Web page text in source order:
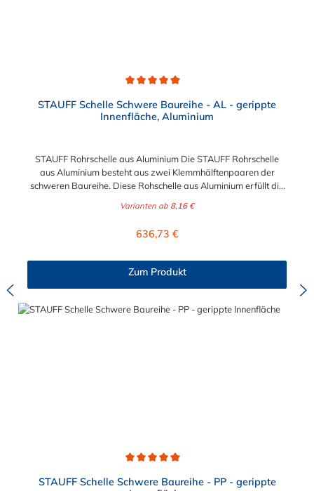
STAUFF Schelle Schwere Baureihe - AL - gerippte
Innenfläche, Aluminium
STAUFF Rohrschelle aus Aluminium Die STAUFF Rohrschelle
aus Aluminium besteht aus zwei Klemmhälftenpaaren der
schweren Baureihe. Diese Rohschelle aus Aluminium erfüllt die
Befestigung von Rohren, Schläuchen, Kabeln und anderen
Aluminium kann zwischen 6 mm und 324 mm gewählt werden.
5S M10 x 70 M10 x 50 6S M12 x 100 M12 x 80 7S M16 x 130
- 8S M20 x 190 - 9S M24 x 220 - 10S M30 x 300 - 11S M30 x
Varianten ab 8,16 €
Regulärer Preis:
636,73 €
Zum Produkt
STAUFF Schelle Schwere Baureihe - PP - gerippte